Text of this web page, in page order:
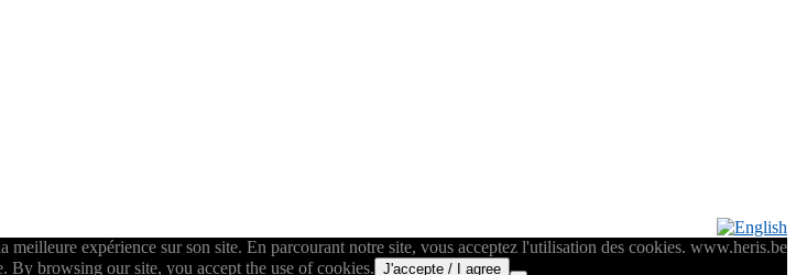
expérience sur son site. En parcourant notre site, vous acceptez l'utilisation des cookies. www.heris.be
By browsing our site, you accept the use of cookies. J'accepte / I agree